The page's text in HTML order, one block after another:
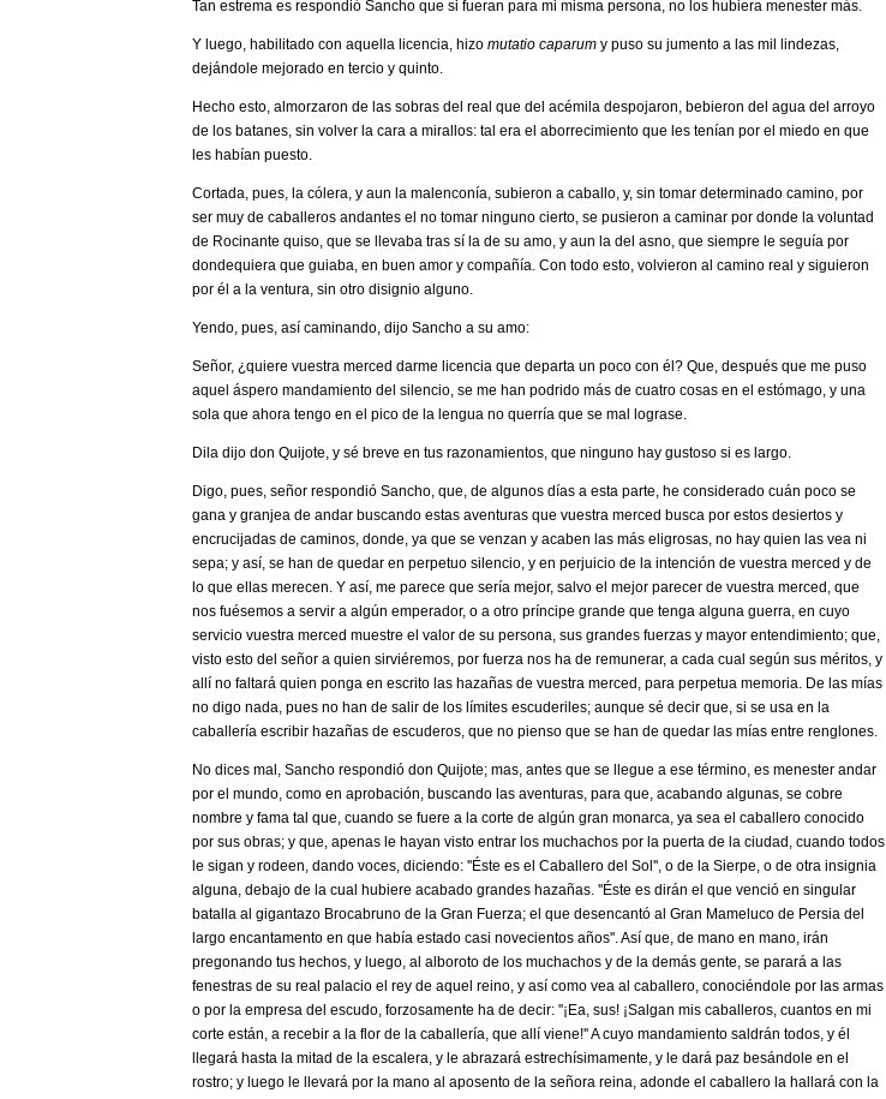
­Tan estrema es ­respondió Sancho­ que si fueran para mi misma persona, no los hubiera menester más.
Y luego, habilitado con aquella licencia, hizo mutatio caparum y puso su jumento a las mil lindezas,
dejándole mejorado en tercio y quinto.
Hecho esto, almorzaron de las sobras del real que del acémila despojaron, bebieron del agua del arroyo
de los batanes, sin volver la cara a mirallos: tal era el aborrecimiento que les tenían por el miedo en que
les habían puesto.
Cortada, pues, la cólera, y aun la malenconía, subieron a caballo, y, sin tomar determinado camino, por
ser muy de caballeros andantes el no tomar ninguno cierto, se pusieron a caminar por donde la voluntad
de Rocinante quiso, que se llevaba tras sí la de su amo, y aun la del asno, que siempre le seguía por
dondequiera que guiaba, en buen amor y compañía. Con todo esto, volvieron al camino real y siguieron
por él a la ventura, sin otro disignio alguno.
Yendo, pues, así caminando, dijo Sancho a su amo:
­Señor, ¿quiere vuestra merced darme licencia que departa un poco con él? Que, después que me puso
aquel áspero mandamiento del silencio, se me han podrido más de cuatro cosas en el estómago, y una
sola que ahora tengo en el pico de la lengua no querría que se mal lograse.
­Dila ­dijo don Quijote­, y sé breve en tus razonamientos, que ninguno hay gustoso si es largo.
­Digo, pues, señor ­respondió Sancho­, que, de algunos días a esta parte, he considerado cuán poco se
gana y granjea de andar buscando estas aventuras que vuestra merced busca por estos desiertos y
encrucijadas de caminos, donde, ya que se venzan y acaben las más eligrosas, no hay quien las vea ni
sepa; y así, se han de quedar en perpetuo silencio, y en perjuicio de la intención de vuestra merced y de
lo que ellas merecen. Y así, me parece que sería mejor, salvo el mejor parecer de vuestra merced, que
nos fuésemos a servir a algún emperador, o a otro príncipe grande que tenga alguna guerra, en cuyo
servicio vuestra merced muestre el valor de su persona, sus grandes fuerzas y mayor entendimiento; que,
visto esto del señor a quien sirviéremos, por fuerza nos ha de remunerar, a cada cual según sus méritos, y
allí no faltará quien ponga en escrito las hazañas de vuestra merced, para perpetua memoria. De las mías
no digo nada, pues no han de salir de los límites escuderiles; aunque sé decir que, si se usa en la
caballería escribir hazañas de escuderos, que no pienso que se han de quedar las mías entre renglones.
­No dices mal, Sancho ­respondió don Quijote­; mas, antes que se llegue a ese término, es menester andar
por el mundo, como en aprobación, buscando las aventuras, para que, acabando algunas, se cobre
nombre y fama tal que, cuando se fuere a la corte de algún gran monarca, ya sea el caballero conocido
por sus obras; y que, apenas le hayan visto entrar los muchachos por la puerta de la ciudad, cuando todos
le sigan y rodeen, dando voces, diciendo: ''Éste es el Caballero del Sol'', o de la Sierpe, o de otra insignia
alguna, debajo de la cual hubiere acabado grandes hazañas. ''Éste es ­dirán­ el que venció en singular
batalla al gigantazo Brocabruno de la Gran Fuerza; el que desencantó al Gran Mameluco de Persia del
largo encantamento en que había estado casi novecientos años''. Así que, de mano en mano, irán
pregonando tus hechos, y luego, al alboroto de los muchachos y de la demás gente, se parará a las
fenestras de su real palacio el rey de aquel reino, y así como vea al caballero, conociéndole por las armas
o por la empresa del escudo, forzosamente ha de decir: ''¡Ea, sus! ¡Salgan mis caballeros, cuantos en mi
corte están, a recebir a la flor de la caballería, que allí viene!'' A cuyo mandamiento saldrán todos, y él
llegará hasta la mitad de la escalera, y le abrazará estrechísimamente, y le dará paz besándole en el
rostro; y luego le llevará por la mano al aposento de la señora reina, adonde el caballero la hallará con la